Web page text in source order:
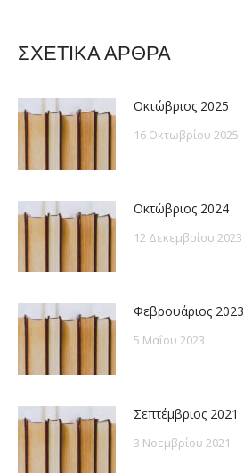
ΣΧΕΤΙΚΑ ΑΡΘΡΑ
Οκτώβριος 2025
16 Οκτωβρίου 2025
Οκτώβριος 2024
12 Δεκεμβρίου 2023
Φεβρουάριος 2023
5 Μαΐου 2023
Σεπτέμβριος 2021
3 Νοεμβρίου 2021